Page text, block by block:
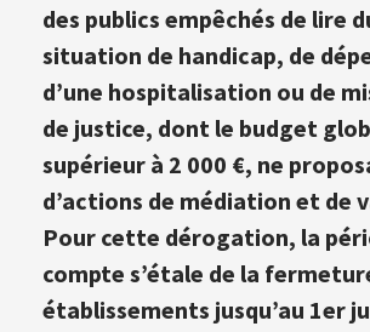
des publics empêchés de lire
situation de handicap, de
d’une hospitalisation ou de
de justice, dont le budget
supérieur à 2 000 €, ne
d’actions de médiation et de
Pour cette dérogation, la
compte s’étale de la
établissements jusqu’au 1er